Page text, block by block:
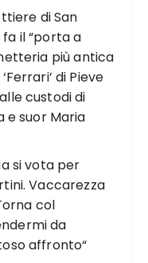
di San
il “porta a
più antica
di Pieve
custodi di
e suor Maria
si vota per
Vaccarezza
col
da
affronto“